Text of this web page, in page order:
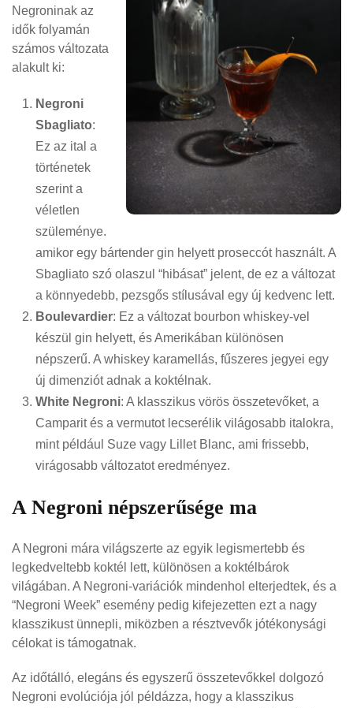
Negroninak az
idők folyamán
számos változata
alakult ki:
Negroni
Sbagliato:
Ez az ital a
történetek
szerint a
véletlen
szüleménye.
amikor egy bártender gin helyett proseccót használt. A
Sbagliato szó olaszul “hibásat” jelent, de ez a változat
a könnyedebb, pezsgős stílusával egy új kedvenc lett.
Boulevardier: Ez a változat bourbon whiskey-vel
készül gin helyett, és Amerikában különösen
népszerű. A whiskey karamellás, fűszeres jegyei egy
új dimenziót adnak a koktélnak.
White Negroni: A klasszikus vörös összetevőket, a
Camparit és a vermutot lecserélik világosabb italokra,
mint például Suze vagy Lillet Blanc, ami frissebb,
virágosabb változatot eredményez.
A Negroni népszerűsége ma
A Negroni mára világszerte az egyik legismertebb és
legkedveltebb koktél lett, különösen a koktélbárok
világában. A Negroni-variációk mindenhol elterjedtek, és a
“Negroni Week” esemény pedig kifejezetten ezt a nagy
klasszikust ünnepli, miközben a résztvevők jótékonysági
célokat is támogatnak.
Az időtálló, elegáns és egyszerű összetevőkkel dolgozó
Negroni evolúciója jól példázza, hogy a klasszikus